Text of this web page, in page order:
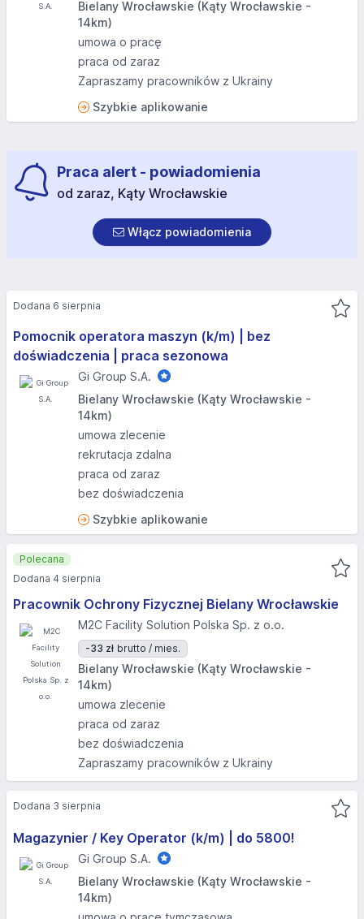
Bielany Wrocławskie (Kąty Wrocławskie -
14km)
umowa o pracę
praca od zaraz
Zapraszamy pracowników z Ukrainy
Szybkie aplikowanie
Praca alert - powiadomienia
od zaraz, Kąty Wrocławskie
Włącz powiadomienia
Pomocnik operatora maszyn (k/m) | bez
doświadczenia | praca sezonowa
Gi Group S.A.
Bielany Wrocławskie (Kąty Wrocławskie -
14km)
umowa zlecenie
rekrutacja zdalna
praca od zaraz
bez doświadczenia
Szybkie aplikowanie
Dodana 6 sierpnia
Pracownik Ochrony Fizycznej Bielany Wrocławskie
M2C Facility Solution Polska Sp. z o.o.
-33 zł brutto / mies.
Bielany Wrocławskie (Kąty Wrocławskie -
14km)
umowa zlecenie
praca od zaraz
bez doświadczenia
Zapraszamy pracowników z Ukrainy
Polecana
Dodana 4 sierpnia
Magazynier / Key Operator (k/m) | do 5800!
Gi Group S.A.
Bielany Wrocławskie (Kąty Wrocławskie -
14km)
Dodana 3 sierpnia